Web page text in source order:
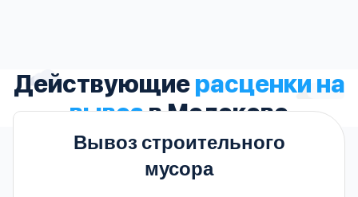
Действующиерасценки на
вывозв Молоково
Вывоз строительного
мусора